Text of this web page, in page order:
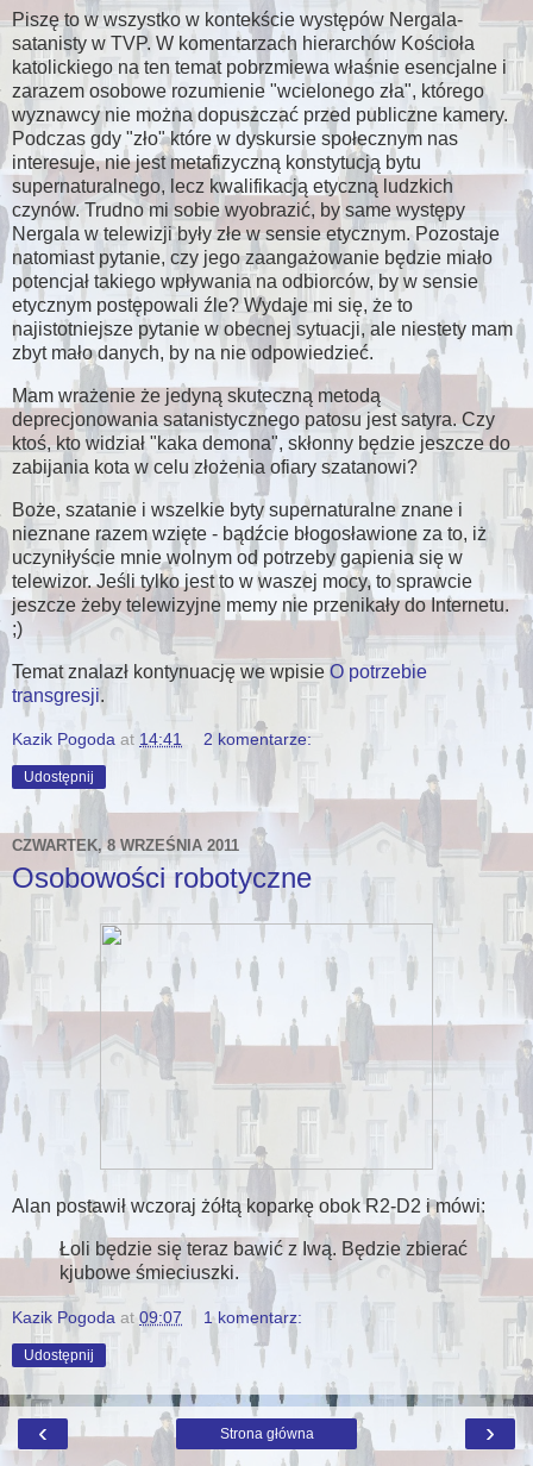
Piszę to w wszystko w kontekście występów Nergala-
satanisty w TVP. W komentarzach hierarchów Kościoła
katolickiego na ten temat pobrzmiewa właśnie esencjalne i
zarazem osobowe rozumienie "wcielonego zła", którego
wyznawcy nie można dopuszczać przed publiczne kamery.
Podczas gdy "zło" które w dyskursie społecznym nas
interesuje, nie jest metafizyczną konstytucją bytu
supernaturalnego, lecz kwalifikacją etyczną ludzkich
czynów. Trudno mi sobie wyobrazić, by same występy
Nergala w telewizji były złe w sensie etycznym. Pozostaje
natomiast pytanie, czy jego zaangażowanie będzie miało
potencjał takiego wpływania na odbiorców, by w sensie
etycznym postępowali źle? Wydaje mi się, że to
najistotniejsze pytanie w obecnej sytuacji, ale niestety mam
zbyt mało danych, by na nie odpowiedzieć.
Mam wrażenie że jedyną skuteczną metodą
deprecjonowania satanistycznego patosu jest satyra. Czy
ktoś, kto widział "kaka demona", skłonny będzie jeszcze do
zabijania kota w celu złożenia ofiary szatanowi?
Boże, szatanie i wszelkie byty supernaturalne znane i
nieznane razem wzięte - bądźcie błogosławione za to, iż
uczyniłyście mnie wolnym od potrzeby gapienia się w
telewizor. Jeśli tylko jest to w waszej mocy, to sprawcie
jeszcze żeby telewizyjne memy nie przenikały do Internetu.
;)
Temat znalazł kontynuację we wpisie O potrzebie
transgresji.
Kazik Pogoda at 14:41 2 komentarze:
Udostępnij
CZWARTEK, 8 WRZEŚNIA 2011
Osobowości robotyczne
Alan postawił wczoraj żółtą koparkę obok R2-D2 i mówi:
Łoli będzie się teraz bawić z Iwą. Będzie zbierać
kjubowe śmieciuszki.
Kazik Pogoda at 09:07 1 komentarz:
Udostępnij
‹ ›
Strona główna